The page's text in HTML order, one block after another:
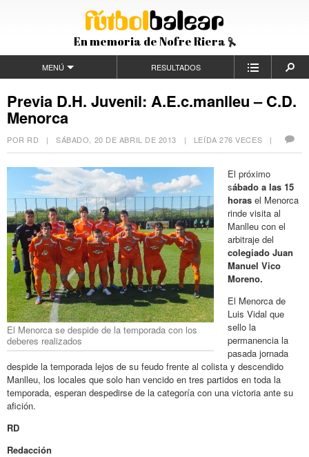
En memoria de Nofre Riera
MENÚ RESULTADOS
Previa D.H. Juvenil: A.E.c.manlleu – C.D.
Menorca
POR RD |SÁBADO, 20 DE ABRIL DE 2013 | LEÍDA 276 VECES |
El Menorca se despide de la temporada con los
deberes realizados
El próximo
sábado a las 15
horas el Menorca
rinde visita al
Manlleu con el
arbitraje del
colegiado Juan
Manuel Vico
Moreno.
El Menorca de
Luis Vidal que
sello la
permanencia la
pasada jornada
despide la temporada lejos de su feudo frente al colista y descendido
Manlleu, los locales que solo han vencido en tres partidos en toda la
temporada, esperan despedirse de la categoría con una victoria ante su
afición.
RD
Redacción